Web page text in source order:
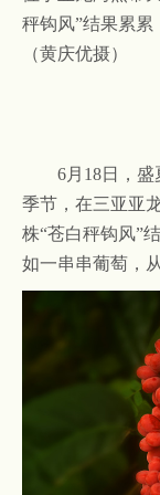
秤钩风”结果累累
（黄庆优摄）
6月18日，
季节，在三亚亚
株“苍白秤钩风”
如一串串葡萄，